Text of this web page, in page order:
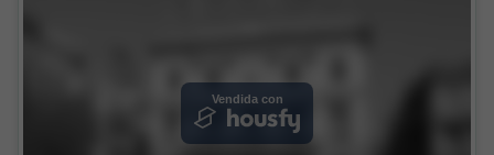
Vendida con